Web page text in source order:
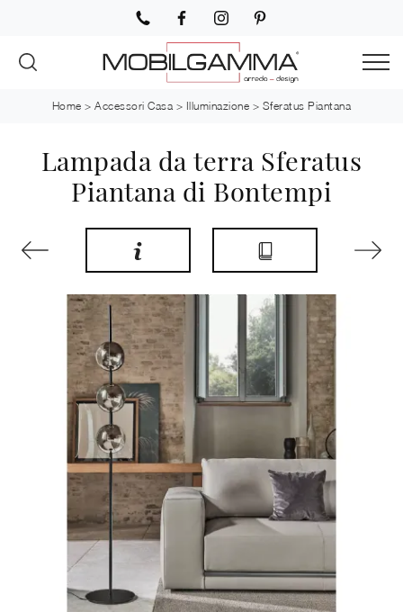
Home >Accessori Casa > Illuminazione > Sferatus Piantana
Lampada da terra Sferatus
Piantana di Bontempi